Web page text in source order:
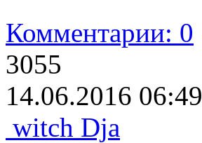
Комментарии: 0
3055
14.06.2016 06:49
witch Dja